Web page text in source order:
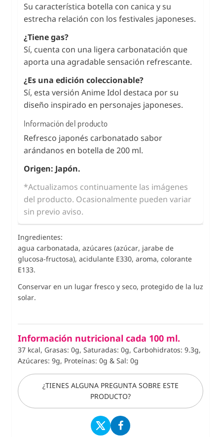
Su característica botella con canica y su
estrecha relación con los festivales japoneses.
¿Tiene gas?
Sí, cuenta con una ligera carbonatación que
aporta una agradable sensación refrescante.
¿Es una edición coleccionable?
Sí, esta versión Anime Idol destaca por su
diseño inspirado en personajes japoneses.
Información del producto
Refresco japonés carbonatado sabor
arándanos en botella de 200 ml.
Origen: Japón.
*Actualizamos continuamente las imágenes
del producto. Ocasionalmente pueden variar
sin previo aviso.
Ingredientes:
agua carbonatada, azúcares (azúcar, jarabe de
glucosa-fructosa), acidulante E330, aroma, colorante
E133.
Conservar en un lugar fresco y seco, protegido de la luz
solar.
Información nutricional cada 100 ml.
37 kcal, Grasas: 0g, Saturadas: 0g, Carbohidratos: 9.3g,
Azúcares: 9g, Proteínas: 0g & Sal: 0g
¿TIENES ALGUNA PREGUNTA SOBRE ESTE
PRODUCTO?